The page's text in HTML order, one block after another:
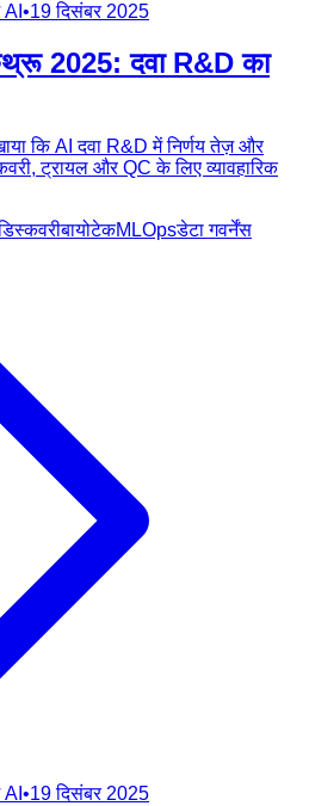
•19 दिसंबर 2025
2025: दवा R&D का
कि AI दवा R&D में निर्णय तेज़ और
ट्रायल और QC के लिए व्यावहारिक
बायोटेकMLOpsडेटा गवर्नेंस
•19 दिसंबर 2025